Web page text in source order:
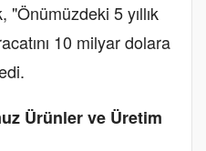
"Önümüzdeki 5 yıllık
10 milyar dolara
Ürünler ve Üretim